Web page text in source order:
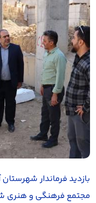
بازدید فرماندار
مجتمع فرهنگی و هنری